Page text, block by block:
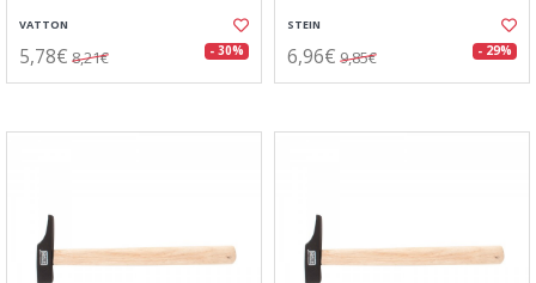
VATTON
5,78€ 8,21€ - 30%
STEIN
6,96€ 9,85€ - 29%